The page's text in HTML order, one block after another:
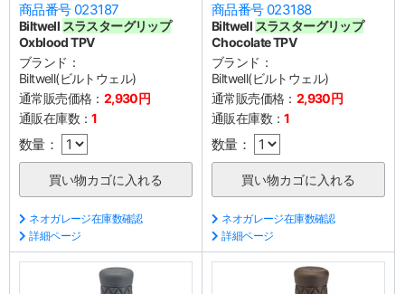
商品番号 023187
Biltwell スラスターグリップ
Oxblood TPV
ブランド：
Biltwell(ビルトウェル)
通常販売価格： 2,930円
通販在庫数：1
数量：
ネオガレージ在庫数確認
詳細ページ
商品番号 023188
Biltwell スラスターグリップ
Chocolate TPV
ブランド：
Biltwell(ビルトウェル)
通常販売価格： 2,930円
通販在庫数：1
数量：
ネオガレージ在庫数確認
詳細ページ